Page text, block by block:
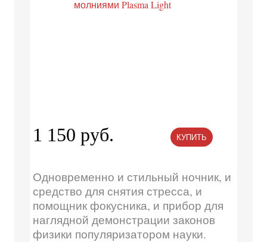
1 150 руб. КУПИТЬ
Одновременно и стильный ночник, и
средство для снятия стресса, и
помощник фокусника, и прибор для
наглядной демонстрации законов
физики популяризатором науки.